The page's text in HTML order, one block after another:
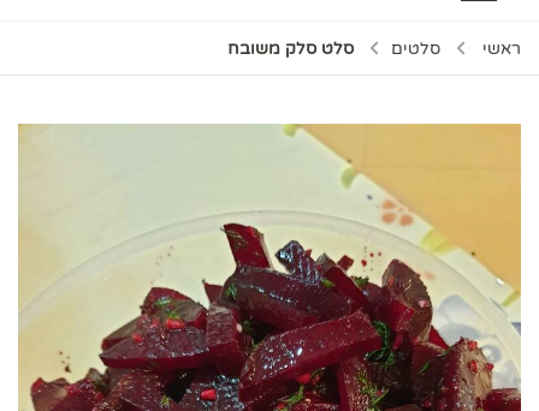
ראשי סלטים סלט סלק משובח